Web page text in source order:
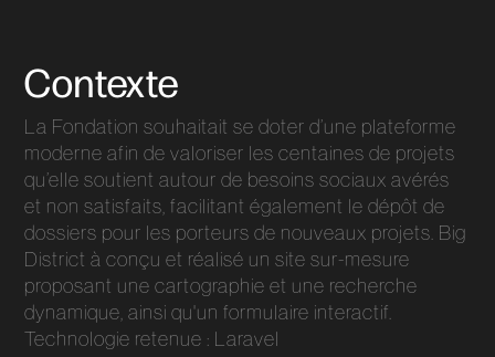
Contexte
La Fondation souhaitait se doter d’une plateforme
moderne afin de valoriser les centaines de projets
qu’elle soutient autour de besoins sociaux avérés
et non satisfaits, facilitant également le dépôt de
dossiers pour les porteurs de nouveaux projets. Big
District à conçu et réalisé un site sur-mesure
proposant une cartographie et une recherche
dynamique, ainsi qu'un formulaire interactif.
Technologie retenue : Laravel